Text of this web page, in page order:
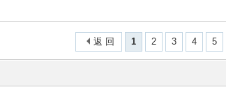
1 2 3 4 5
返 回